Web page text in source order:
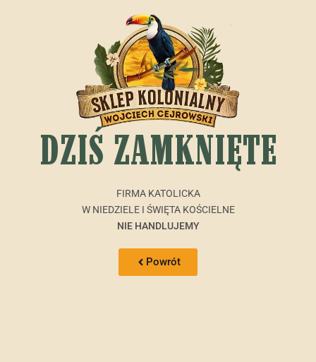
DZIŚ ZAMKNIĘTE
FIRMA KATOLICKA
W NIEDZIELE I ŚWIĘTA KOŚCIELNE
NIE HANDLUJEMY
Powrót